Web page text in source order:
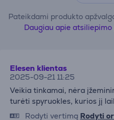
Pateikdami produkto
Daugiau apie
Elesen klientas
2025-09-21 11:25
Veikia tinkamai, nėra
turėti spyruokles, kurios jį
Rodyti vertimą Rodyti